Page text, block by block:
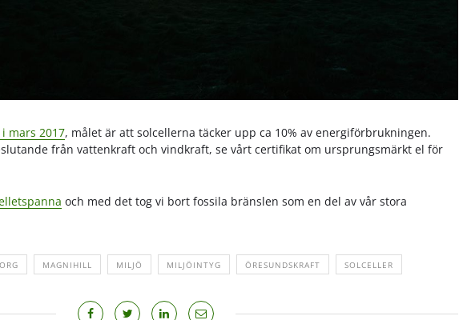
mars 2017, målet är att solcellerna täcker upp ca 10% av energiförbrukningen.
från vattenkraft och vindkraft, se vårt certifikat om ursprungsmärkt el för
och med det tog vi bort fossila bränslen som en del av vår stora
MAGNIHILL MILJÖ MILJÖINTYG ÖRESUNDSKRAFT SOLCELLER